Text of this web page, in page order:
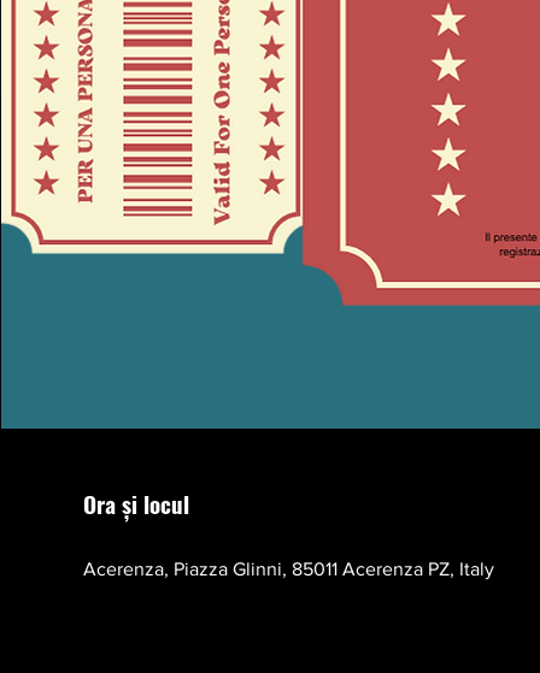
Ora și locul
Acerenza, Piazza Glinni, 85011 Acerenza PZ, Italy